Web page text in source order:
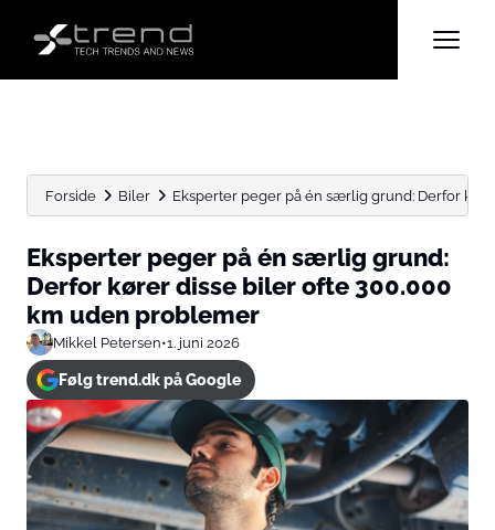
Forside Biler Eksperter peger på én særlig grund: Derfor
Eksperter peger på én særlig grund:
Derfor kører disse biler ofte 300.000
km uden problemer
Mikkel Petersen•1. juni 2026
Følg trend.dk på Google